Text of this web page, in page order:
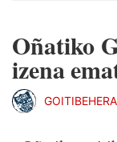
Oñatiko
izena